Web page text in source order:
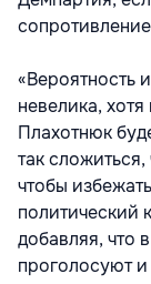
«Вероятность
невелика,
Плахотнюк
так
чтобы
политический
добавляя, что
проголосуют